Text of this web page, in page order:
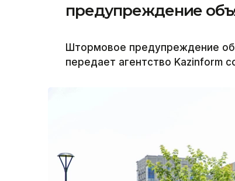
предупреждение
Штормовое предупреждение
передает агентство Kazinform